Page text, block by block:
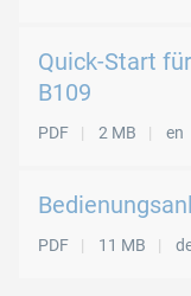
Quick-Start
B109
PDF 2 MB en
PDF 11 MB